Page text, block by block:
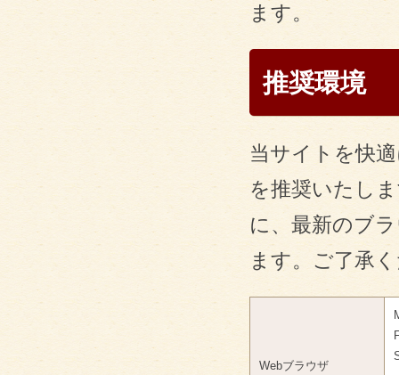
ます。
推奨環境
当サイトを快
を推奨いたし
に、最新のブ
ます。ご了承
Webブラウザ